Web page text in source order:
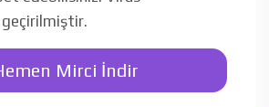
geçirilmiştir.
Mirci İndir